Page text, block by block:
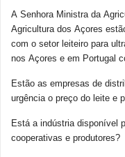
A Senhora Ministra da
Agricultura dos Açores
com o setor leiteiro para
nos Açores e em Portugal
Estão as empresas de
urgência o preço do leite e
Está a indústria disponível
cooperativas e produtores?